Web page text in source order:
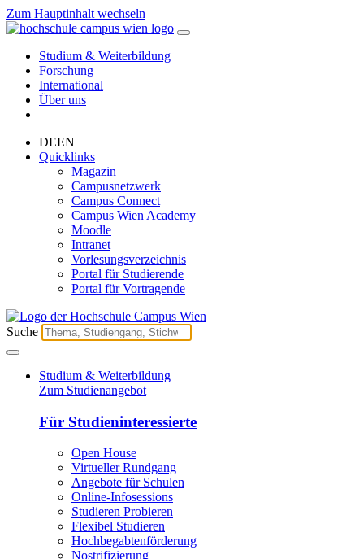
Zum Hauptinhalt wechseln
Studium & Weiterbildung
Forschung
International
Über uns
DEEN
Quicklinks
Magazin
Campusnetzwerk
Campus Connect
Campus Wien Academy
Moodle
Intranet
Vorlesungsverzeichnis
Portal für Studierende
Portal für Vortragende
Suche
Studium & Weiterbildung
Zum Studienangebot
Für Studieninteressierte
Open House
Virtueller Rundgang
Angebote für Schulen
Online-Infosessions
Studieren Probieren
Flexibel Studieren
Hochbegabtenförderung
Nostrifizierung